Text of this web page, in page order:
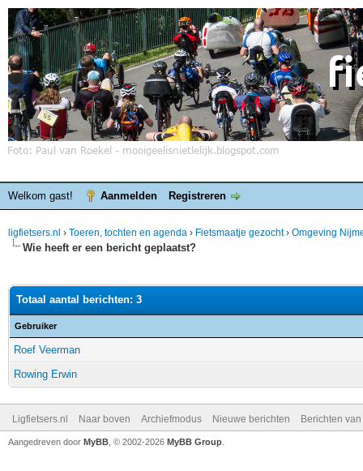
Welkom gast! Aanmelden Registreren
ligfietsers.nl › Toeren, tochten en agenda › Fietsmaatje gezocht› Omgeving
Wie heeft er een bericht geplaatst?
Totaal aantal berichten: 3
Gebruiker
Roef Veerman
Rowing Erwin
Ligfietsers.nl Naar boven Archiefmodus Nieuwe berichten Berichten
Aangedreven door MyBB , © 2002-2026 MyBB Group